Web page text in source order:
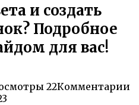
и создать
Подробное
для вас!
22Комментарии